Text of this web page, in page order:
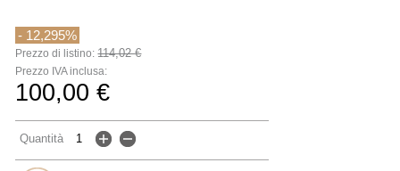
- 12,295%
Prezzo di listino:114,02 €
Prezzo IVA inclusa:
100,00 €
Quantità